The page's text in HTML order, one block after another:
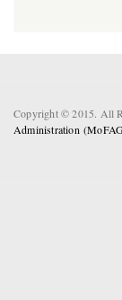
Copyright © 2015. All
Administration